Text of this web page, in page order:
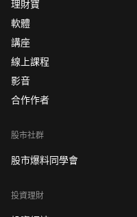
理財寶
軟體
講座
線上課程
影音
合作作者
股市社群
股市爆料同學會
投資理財